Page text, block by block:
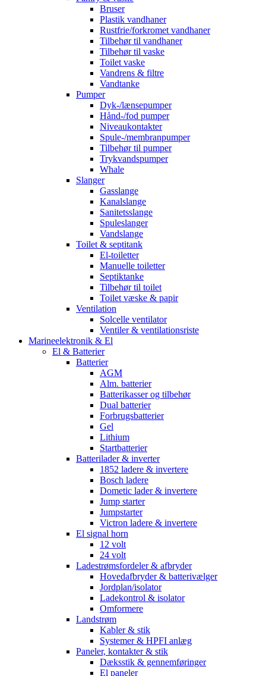
Bruser
Plastik vandhaner
Rustfrie/forkromet vandhaner
Tilbehør til vandhaner
Tilbehør til vaske
Toilet vaske
Vandrens & filtre
Vandtanke
Pumper
Dyk-/lænsepumper
Hånd-/fod pumper
Niveaukontakter
Spule-/membranpumper
Tilbehør til pumper
Trykvandspumper
Whale
Slanger
Gasslange
Kanalslange
Sanitetsslange
Spuleslanger
Vandslange
Toilet & septitank
El-toiletter
Manuelle toiletter
Septiktanke
Tilbehør til toilet
Toilet væske & papir
Ventilation
Solcelle ventilator
Ventiler & ventilationsriste
Marineelektronik & El
El & Batterier
Batterier
AGM
Alm. batterier
Batterikasser og tilbehør
Dual batterier
Forbrugsbatterier
Gel
Lithium
Startbatterier
Batterilader & inverter
1852 ladere & invertere
Bosch ladere
Dometic lader & invertere
Jump starter
Jumpstarter
Victron ladere & invertere
El signal horn
12 volt
24 volt
Ladestrømsfordeler & afbryder
Hovedafbryder & batterivælger
Jordplan/isolator
Ladekontrol & isolator
Omformere
Landstrøm
Kabler & stik
Systemer & HPFI anlæg
Paneler, kontakter & stik
Dæksstik & gennemføringer
El paneler